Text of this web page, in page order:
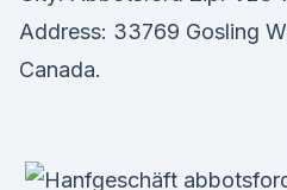
Address: 33769 Gosling
Canada.